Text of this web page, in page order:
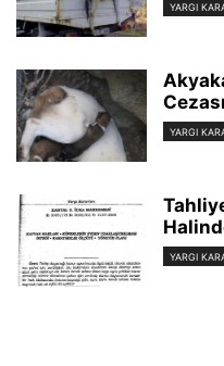
YARGI
YARGI
YARGI